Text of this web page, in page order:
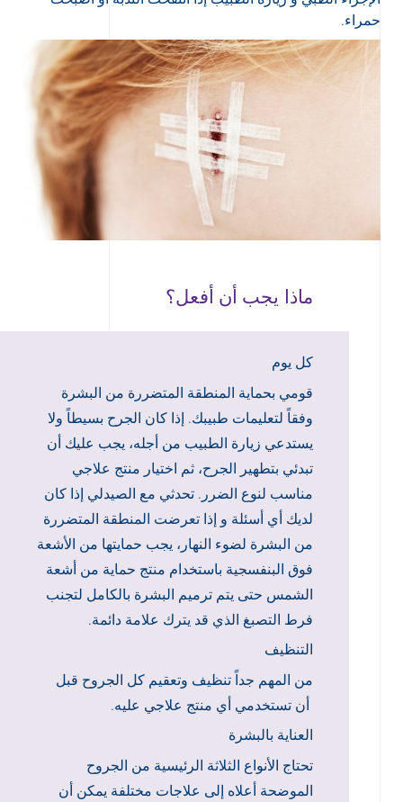
حمراء.
ماذا يجب أن أفعل؟
كل يوم
قومي بحماية المنطقة المتضررة من البشرة
وفقاً لتعليمات طبيبك. إذا كان الجرح بسيطاً ولا
يستدعي زيارة الطبيب من أجله، يجب عليك أن
تبدئي بتطهير الجرح، ثم اختيار منتج علاجي
مناسب لنوع الضرر. تحدثي مع الصيدلي إذا كان
لديك أي أسئلة و إذا تعرضت المنطقة المتضررة
من البشرة لضوء النهار، يجب حمايتها من الأشعة
فوق البنفسجية باستخدام منتج حماية من أشعة
الشمس حتى يتم ترميم البشرة بالكامل لتجنب
فرط التصبغ الذي قد يترك علامة دائمة.
التنظيف
من المهم جداً تنظيف وتعقيم كل الجروح قبل
أن تستخدمي أي منتج علاجي عليه.
العناية بالبشرة
تحتاج الأنواع الثلاثة الرئيسية من الجروح
الموضحة أعلاه إلى علاجات مختلفة يمكن أن